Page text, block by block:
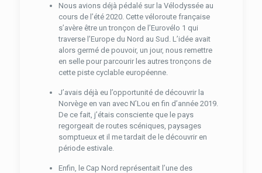
Nous avions déjà pédalé sur la Vélodyssée au
cours de l’été 2020. Cette véloroute française
s’avère être un tronçon de l’Eurovélo 1 qui
traverse l’Europe du Nord au Sud. L’idée avait
alors germé de pouvoir, un jour, nous remettre
en selle pour parcourir les autres tronçons de
cette piste cyclable européenne.
J’avais déjà eu l’opportunité de découvrir la
Norvège en van avec N’Lou en fin d’année 2019.
De ce fait, j’étais consciente que le pays
regorgeait de routes scéniques, paysages
somptueux et il me tardait de le découvrir en
période estivale.
Enfin, le Cap Nord représentait l’une des